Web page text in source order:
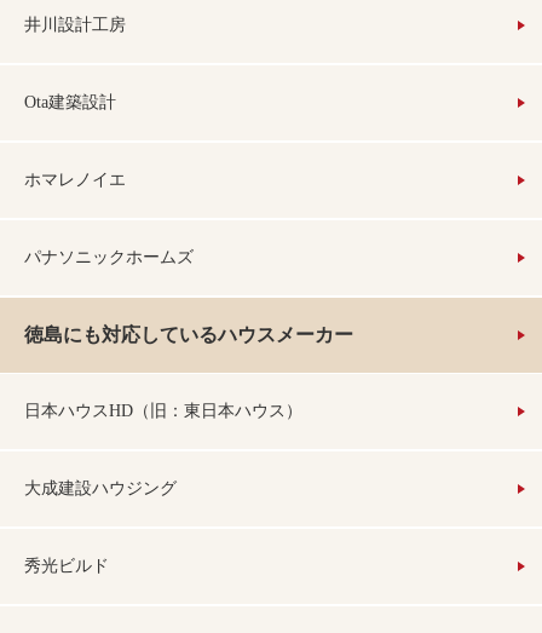
井川設計工房
Ota建築設計
ホマレノイエ
パナソニックホームズ
徳島にも対応しているハウスメーカー
日本ハウスHD（旧：東日本ハウス）
大成建設ハウジング
秀光ビルド